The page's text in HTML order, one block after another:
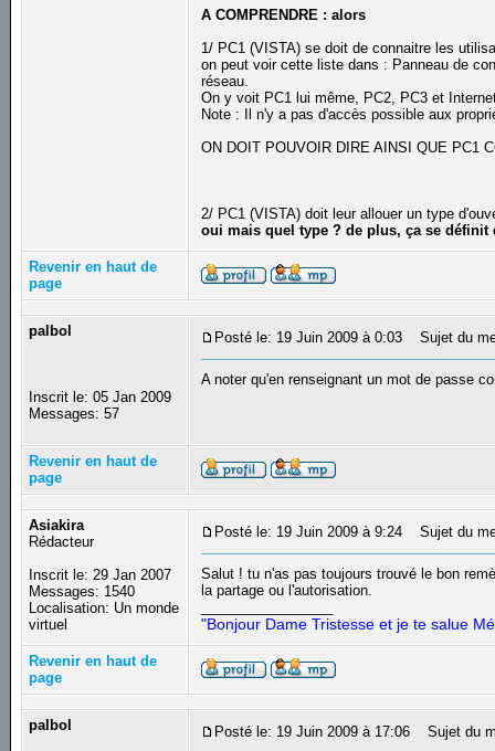
A COMPRENDRE : alors
1/ PC1 (VISTA) se doit de connaitre les
on peut voir cette liste dans : Panneau de
réseau.
On y voit PC1 lui même, PC2, PC3 et
Note : Il n'y a pas d'accès possible aux
ON DOIT POUVOIR DIRE AINSI QUE PC1
2/ PC1 (VISTA) doit leur allouer un type
oui mais quel type ? de plus, ça se
Revenir en haut de
page
palbol
Inscrit le: 05 Jan 2009
Messages: 57
Posté le: 19 Juin 2009 à 0:03 Sujet du
A noter qu'en renseignant un mot de passe
Revenir en haut de
page
Asiakira
Rédacteur
Inscrit le: 29 Jan 2007
Messages: 1540
Localisation: Un monde
virtuel
Posté le: 19 Juin 2009 à 9:24 Sujet du
Salut ! tu n'as pas toujours trouvé le bon
la partage ou l'autorisation.
"Bonjour Dame Tristesse et je te salue
Revenir en haut de
page
palbol Posté le: 19 Juin 2009 à 17:06 Sujet du